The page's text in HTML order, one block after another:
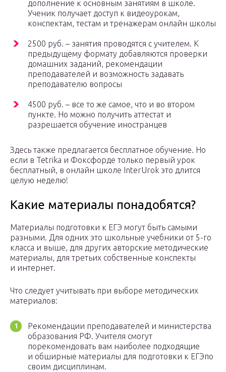
дополнение к основным занятиям в школе.
Ученик получает доступ к видеоурокам,
конспектам, тестам и тренажерам онлайн школы
2500 руб. – занятия проводятся с учителем. К
предыдущему формату добавляются проверки
домашних заданий, рекомендации
преподавателей и возможность задавать
преподавателю вопросы
4500 руб. – все то же самое, что и во втором
пункте. Но можно получить аттестат и
разрешается обучение иностранцев
Здесь также предлагается бесплатное обучение. Но
если в Tetrika и Фоксфорде только первый урок
бесплатный, в онлайн школе InterUrok это длится
целую неделю!
Какие материалы понадобятся?
Материалы подготовки к ЕГЭ могут быть самыми
разными. Для одних это школьные учебники от 5-го
класса и выше, для других авторские методические
материалы, для третьих собственные конспекты
и интернет.
Что следует учитывать при выборе методических
материалов:
Рекомендации преподавателей и министерства
образования РФ. Учителя смогут
порекомендовать вам наиболее подходящие
и обширные материалы для подготовки к ЕГЭпо
своим дисциплинам.